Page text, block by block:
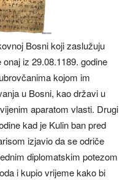
Bosni koji zaslužuju
iz 29.08.1189. godine
kojom im
u Bosni, kao državi u
aparatom vlasti. Drugi
kad je Kulin ban pred
izjavio da se odriče
diplomatskim potezom
i kupio vrijeme kako bi